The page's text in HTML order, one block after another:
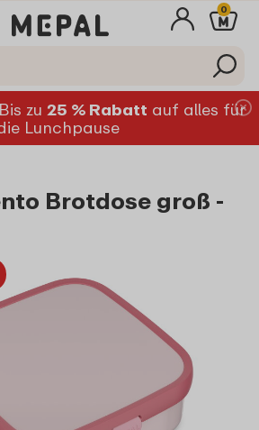
0
zu 25 % Rabatt auf alles für
Lunchpause
Brotdose groß -